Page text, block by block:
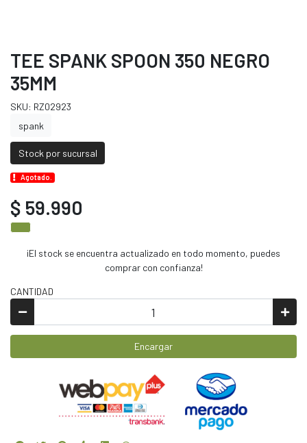
TEE SPANK SPOON 350 NEGRO
35MM
SKU: RZ02923
spank
Stock por sucursal
Agotado.
$ 59.990
¡El stock se encuentra actualizado en todo momento, puedes
comprar con confianza!
CANTIDAD
Encargar